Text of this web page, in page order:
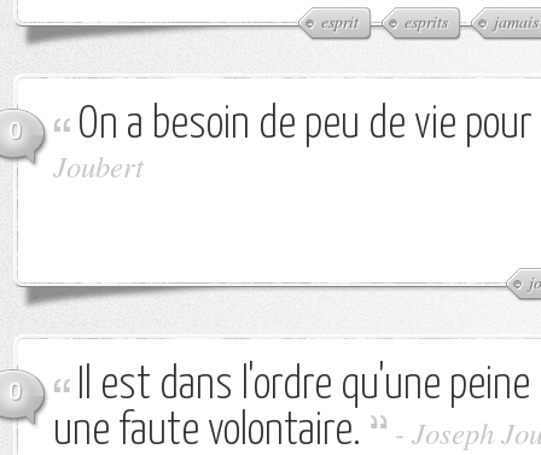
esprit esprits jamais
0 On a besoin de peu de vie
Joubert
0
Il est dans l'ordre qu'une
une faute volontaire.
- Joseph